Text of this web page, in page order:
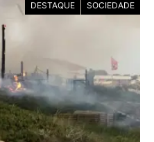
DESTAQUE SOCIEDADE